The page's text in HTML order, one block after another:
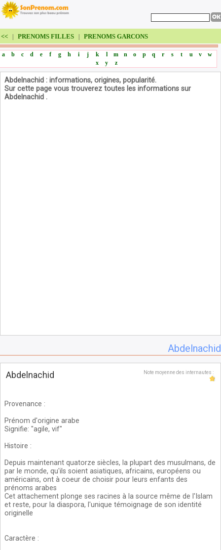
<< PRENOMS FILLES PRENOMS GARCONS
a b c d e f g h i j k l m n o p q r s t u v
w
x
y z
Abdelnachid : informations, origines, popularité.
Sur cette page vous trouverez toutes les informations sur
Abdelnachid .
Abdelnachid
Abdelnachid Note moyenne des internautes :
Provenance :
Prénom d'origine arabe
Signifie: "agile, vif"
Histoire :
Depuis maintenant quatorze siècles, la plupart des musulmans, de
par le monde, qu'ils soient asiatiques, africains, européens ou
américains, ont à coeur de choisir pour leurs enfants des
prénoms arabes
Cet attachement plonge ses racines à la source même de l'Islam
et reste, pour la diaspora, l'unique témoignage de son identité
originelle
Caractère :